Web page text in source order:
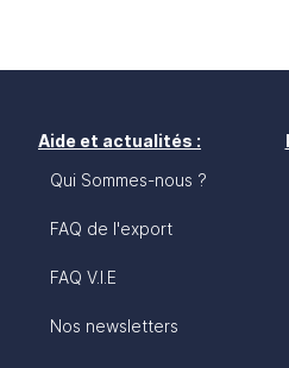
Aide et actualités :
Qui Sommes-nous ?
FAQ de l'export
FAQ V.I.E
Nos newsletters